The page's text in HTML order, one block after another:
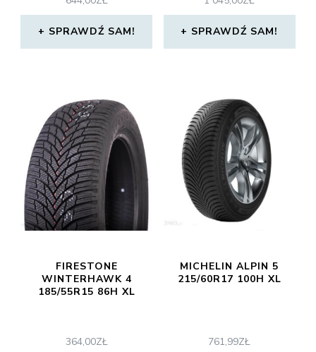
SPRAWDŹ SAM! SPRAWDŹ SAM!
FIRESTONE
WINTERHAWK 4
185/55R15 86H XL
364,00ZŁ
MICHELIN ALPIN 5
215/60R17 100H XL
761,99ZŁ